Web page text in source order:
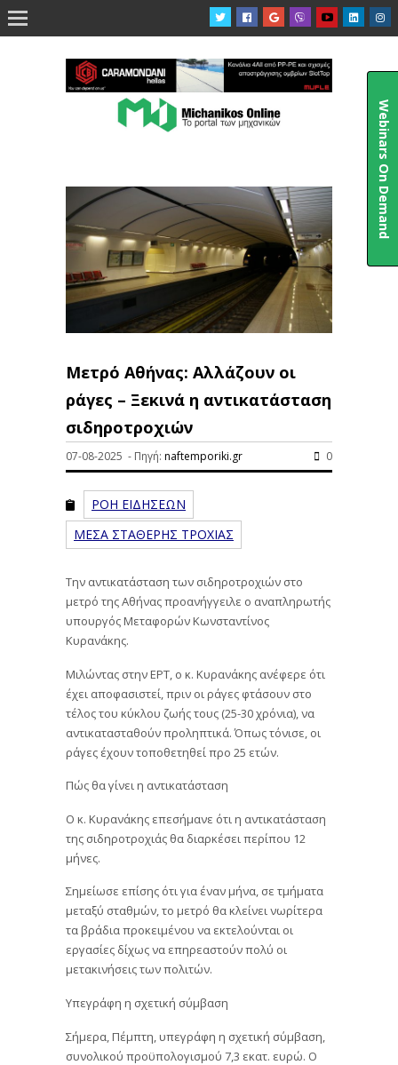

Μετρό Αθήνας: Αλλάζουν οι
ράγες – Ξεκινά η αντικατάσταση
σιδηροτροχιών
07-08-2025 - Πηγή: naftemporiki.gr 0
ΡΟΗ ΕΙΔΗΣΕΩΝ
ΜΕΣΑ ΣΤΑΘΕΡΗΣ ΤΡΟΧΙΑΣ
Την αντικατάσταση των σιδηροτροχιών στο
μετρό της Αθήνας προανήγγειλε ο αναπληρωτής
υπουργός Μεταφορών Κωνσταντίνος
Κυρανάκης.
Μιλώντας στην ΕΡΤ, ο κ. Κυρανάκης ανέφερε ότι
έχει αποφασιστεί, πριν οι ράγες φτάσουν στο
τέλος του κύκλου ζωής τους (25-30 χρόνια), να
αντικατασταθούν προληπτικά. Όπως τόνισε, οι
ράγες έχουν τοποθετηθεί προ 25 ετών.
Πώς θα γίνει η αντικατάσταση
Ο κ. Κυρανάκης επεσήμανε ότι η αντικατάσταση
της σιδηροτροχιάς θα διαρκέσει περίπου 12
μήνες.
Σημείωσε επίσης ότι για έναν μήνα, σε τμήματα
μεταξύ σταθμών, το μετρό θα κλείνει νωρίτερα
τα βράδια προκειμένου να εκτελούνται οι
εργασίες δίχως να επηρεαστούν πολύ οι
μετακινήσεις των πολιτών.
Υπεγράφη η σχετική σύμβαση
Σήμερα, Πέμπτη, υπεγράφη η σχετική σύμβαση,
συνολικού προϋπολογισμού 7,3 εκατ. ευρώ. Ο
Webinars On Demand